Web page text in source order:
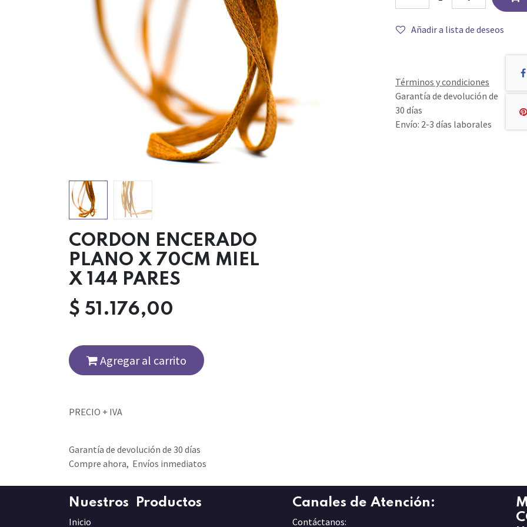
Añadir a lista de deseos
Términos y condiciones
Garantía de devolución de
30 días
Envío: 2-3 días laborales
CORDON ENCERADO
PLANO X 70CM MIEL
X 144 PARES
$ 51.176,00
Agregar al carrito
PRECIO + IVA
Garantía de devolución de 30 días
Compre ahora, Envíos inmediatos
Nuestros Productos
Inicio
Canales de Atención:
Contáctanos: